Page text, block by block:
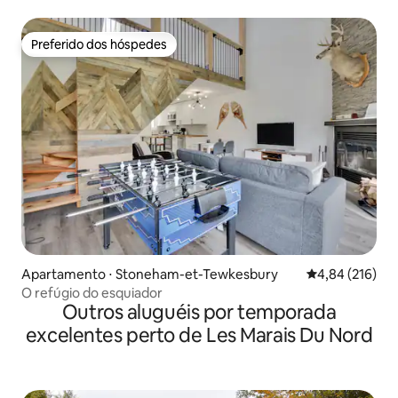
Preferido dos hóspedes
Preferido dos hóspedes
Apartamento ⋅ Stoneham-et-Tewkesbury 4,84 de uma
4,84 (216)
O refúgio do esquiador
Outros aluguéis por temporada
excelentes perto de Les Marais Du Nord